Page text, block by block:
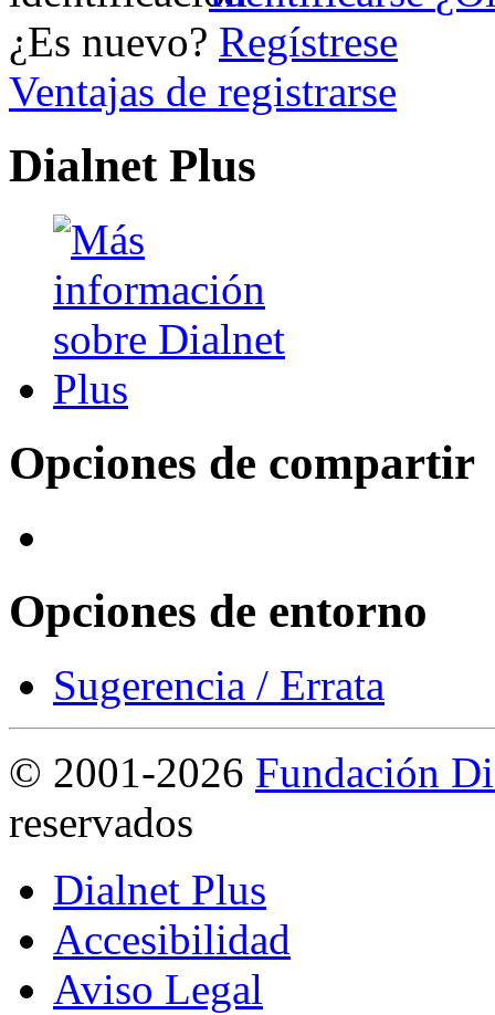
¿Es nuevo? Regístrese
Ventajas de registrarse
Dialnet Plus
Opciones de compartir
Opciones de entorno
Sugerencia / Errata
© 2001-2026 Fundación
reservados
Dialnet Plus
Accesibilidad
Aviso Legal